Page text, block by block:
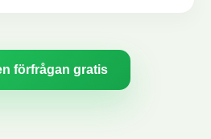
förfrågan gratis